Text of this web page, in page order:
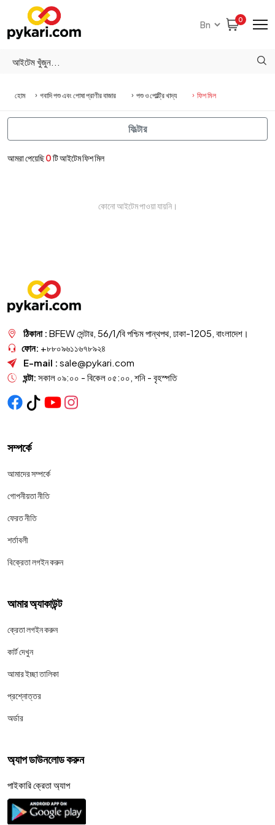
0
হোম গবাদি পশু এবং পোষা প্রাণীর বাজার পশু ও পোল্ট্রি খাদ্য ফিশ মিল
আমরা পেয়েছি0টি আইটেম ফিশ মিল
কোনো আইটেম পাওয়া যায়নি।
ফিল্টার
ঠিকানা : BFEW সেন্টার, 56/1/বি পশ্চিম পান্থপথ, ঢাকা-1205, বাংলাদেশ।
ফোন: +৮৮০৯৬১১৬৭৮৯২৪
E-mail : sale@pykari.com
ঘন্টা: সকাল ০৯:০০ - বিকেল ০৫:০০, শনি - বৃহস্পতি
সম্পর্কে
আমাদের সম্পর্কে
গোপনীয়তা নীতি
ফেরত নীতি
শর্তাবলী
বিক্রেতা লগইন করুন
আমার অ্যাকাউন্ট
ক্রেতা লগইন করুন
কার্ট দেখুন
আমার ইচ্ছা তালিকা
প্রশ্নোত্তর
অর্ডার
অ্যাপ ডাউনলোড করুন
পাইকারি ক্রেতা অ্যাপ